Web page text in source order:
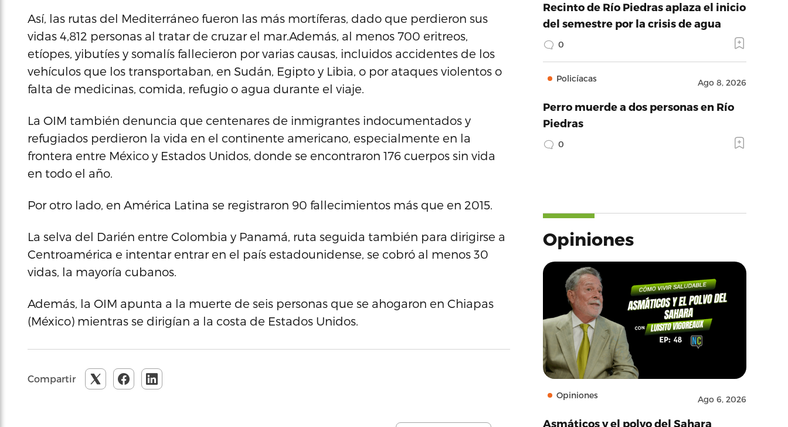
Así, las rutas del Mediterráneo fueron las más mortíferas, dado que perdieron sus
vidas 4,812 personas al tratar de cruzar el mar.Además, al menos 700 eritreos,
etíopes, yibutíes y somalís fallecieron por varias causas, incluidos accidentes de los
vehículos que los transportaban, en Sudán, Egipto y Libia, o por ataques violentos o
falta de medicinas, comida, refugio o agua durante el viaje.
La OIM también denuncia que centenares de inmigrantes indocumentados y
refugiados perdieron la vida en el continente americano, especialmente en la
frontera entre México y Estados Unidos, donde se encontraron 176 cuerpos sin vida
en todo el año.
Por otro lado, en América Latina se registraron 90 fallecimientos más que en 2015.
La selva del Darién entre Colombia y Panamá, ruta seguida también para dirigirse a
Centroamérica e intentar entrar en el país estadounidense, se cobró al menos 30
vidas, la mayoría cubanos.
Además, la OIM apunta a la muerte de seis personas que se ahogaron en Chiapas
(México) mientras se dirigían a la costa de Estados Unidos.
Compartir
Recinto de Río Piedras aplaza el inicio
del semestre por la crisis de agua
0
Policíacas Ago 8, 2026
Perro muerde a dos personas en Río
Piedras
0
Opiniones
Opiniones Ago 6, 2026
Asmáticos y el polvo del Sahara